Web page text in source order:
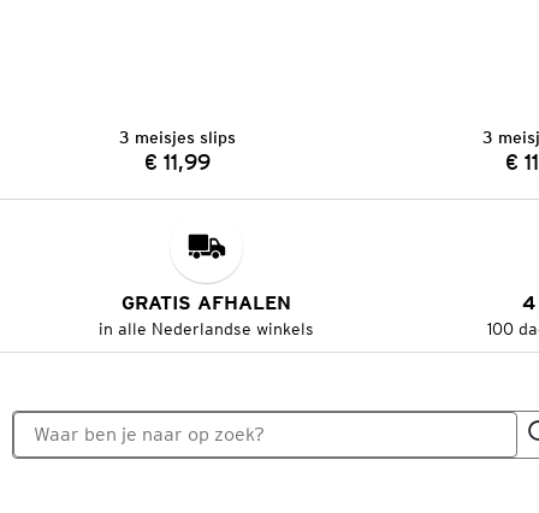
3 meisjes slips
Prijs:
€ 11,99
3
€
GRATIS AFHALEN
in alle Nederlandse winkels
4
100